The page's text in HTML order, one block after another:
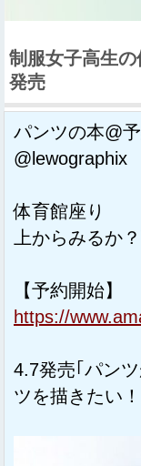
制服女子高生
発売
パンツの本@
@lewographix
体育館座り
上からみるか
【予約開始】
https://
4.7発売｢パン
ツを描きたい